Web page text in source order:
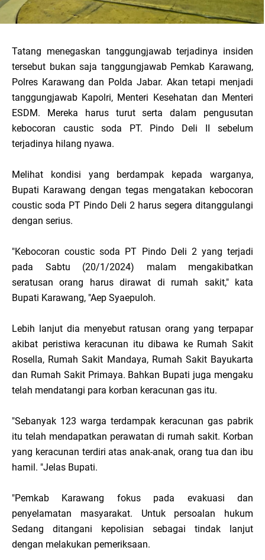
Tatang menegaskan tanggungjawab terjadinya insiden
tersebut bukan saja tanggungjawab Pemkab Karawang,
Polres Karawang dan Polda Jabar. Akan tetapi menjadi
tanggungjawab Kapolri, Menteri Kesehatan dan Menteri
ESDM. Mereka harus turut serta dalam pengusutan
kebocoran caustic soda PT. Pindo Deli II sebelum
terjadinya hilang nyawa.
Melihat kondisi yang berdampak kepada warganya,
Bupati Karawang dengan tegas mengatakan kebocoran
coustic soda PT Pindo Deli 2 harus segera ditanggulangi
dengan serius.
"Kebocoran coustic soda PT Pindo Deli 2 yang terjadi
pada Sabtu (20/1/2024) malam mengakibatkan
seratusan orang harus dirawat di rumah sakit," kata
Bupati Karawang, "Aep Syaepuloh.
Lebih lanjut dia menyebut ratusan orang yang terpapar
akibat peristiwa keracunan itu dibawa ke Rumah Sakit
Rosella, Rumah Sakit Mandaya, Rumah Sakit Bayukarta
dan Rumah Sakit Primaya. Bahkan Bupati juga mengaku
telah mendatangi para korban keracunan gas itu.
"Sebanyak 123 warga terdampak keracunan gas pabrik
itu telah mendapatkan perawatan di rumah sakit. Korban
yang keracunan terdiri atas anak-anak, orang tua dan ibu
hamil. "Jelas Bupati.
"Pemkab Karawang fokus pada evakuasi dan
penyelamatan masyarakat. Untuk persoalan hukum
Sedang ditangani kepolisian sebagai tindak lanjut
dengan melakukan pemeriksaan.